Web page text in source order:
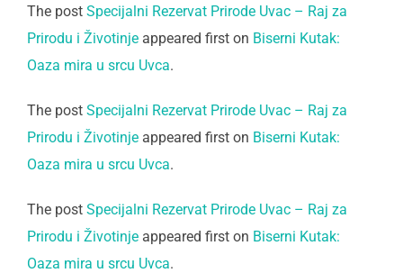
The post Specijalni Rezervat Prirode Uvac – Raj za
Prirodu i Životinje appeared first on Biserni Kutak:
Oaza mira u srcu Uvca.
The post Specijalni Rezervat Prirode Uvac – Raj za
Prirodu i Životinje appeared first on Biserni Kutak:
Oaza mira u srcu Uvca.
The post Specijalni Rezervat Prirode Uvac – Raj za
Prirodu i Životinje appeared first on Biserni Kutak:
Oaza mira u srcu Uvca.